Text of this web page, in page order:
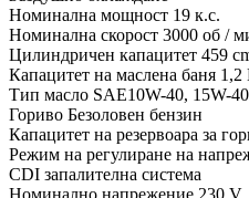
Номинална мощност 19 к.с.
Номинална скорост 3000 об /
Цилиндричен капацитет 459
Капацитет на маслена баня 1,2
Тип масло SAE10W-40, 15W-40
Гориво Безоловен бензин
Капацитет на резервоара за
Режим на регулиране на
CDI запалителна система